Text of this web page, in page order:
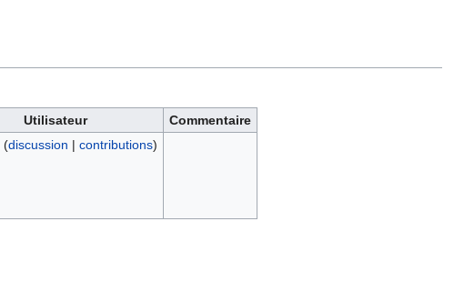
Utilisateur
Commentaire
(discussion | contributions)